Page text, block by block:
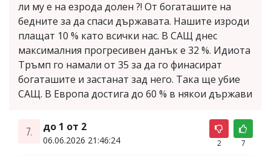
ли му е на езрода долен ?! От богаташите на
бедните за да спаси държавата. Нашите изроди
плащат 10 % като всички нас. В САЩ днес
максималния прогресивен данък е 32 %. Идиота
Тръмп го намали от 35 за да го финасират
богаташите и застанат зад него. Така ще убие
САЩ. В Европа достига до 60 % в някои държави
7. до 1 от 2
06.06.2026 21:46:24 2 7